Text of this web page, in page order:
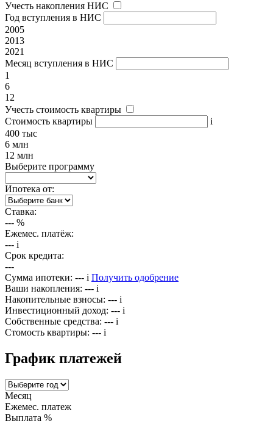
Учесть накопления НИС
Год вступления в НИС
2005
2013
2021
Месяц вступления в НИС
1
6
12
Учесть стоимость квартиры
Стоимость квартиры
i
400 тыс
6 млн
12 млн
Выберите программу
Ипотека от:
Ставка:
--- %
Ежемес. платёж:
--- i
Срок кредита:
---
Сумма ипотеки: --- i Получить одобрение
Ваши накопления: --- i
Накопительные взносы: --- i
Инвестиционный доход: --- i
Собственные средства: --- i
Стомость квартиры: --- i
График платежей
Месяц
Ежемес. платеж
Выплата %